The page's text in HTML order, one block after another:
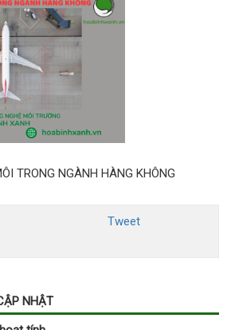
TRONG NGÀNH HÀNG KHÔNG
Tweet
NHẬT